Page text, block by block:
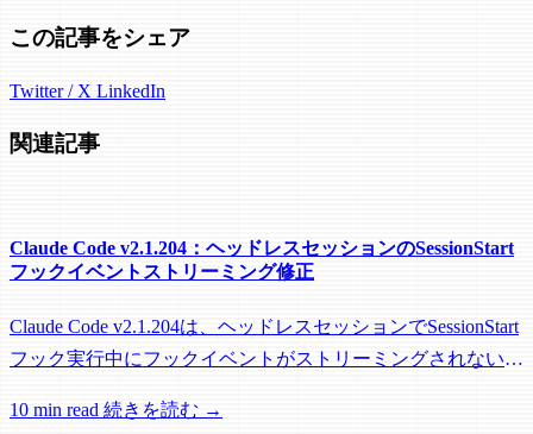
この記事をシェア
Twitter / X LinkedIn
関連記事
Claude Code v2.1.204：ヘッドレスセッションのSessionStart
フックイベントストリーミング修正
Claude Code v2.1.204は、ヘッドレスセッションでSessionStart
フック実行中にフックイベントがストリーミングされない問
収されるのを防ぐメンテナンスリリースです。
10 min read 続きを読む →